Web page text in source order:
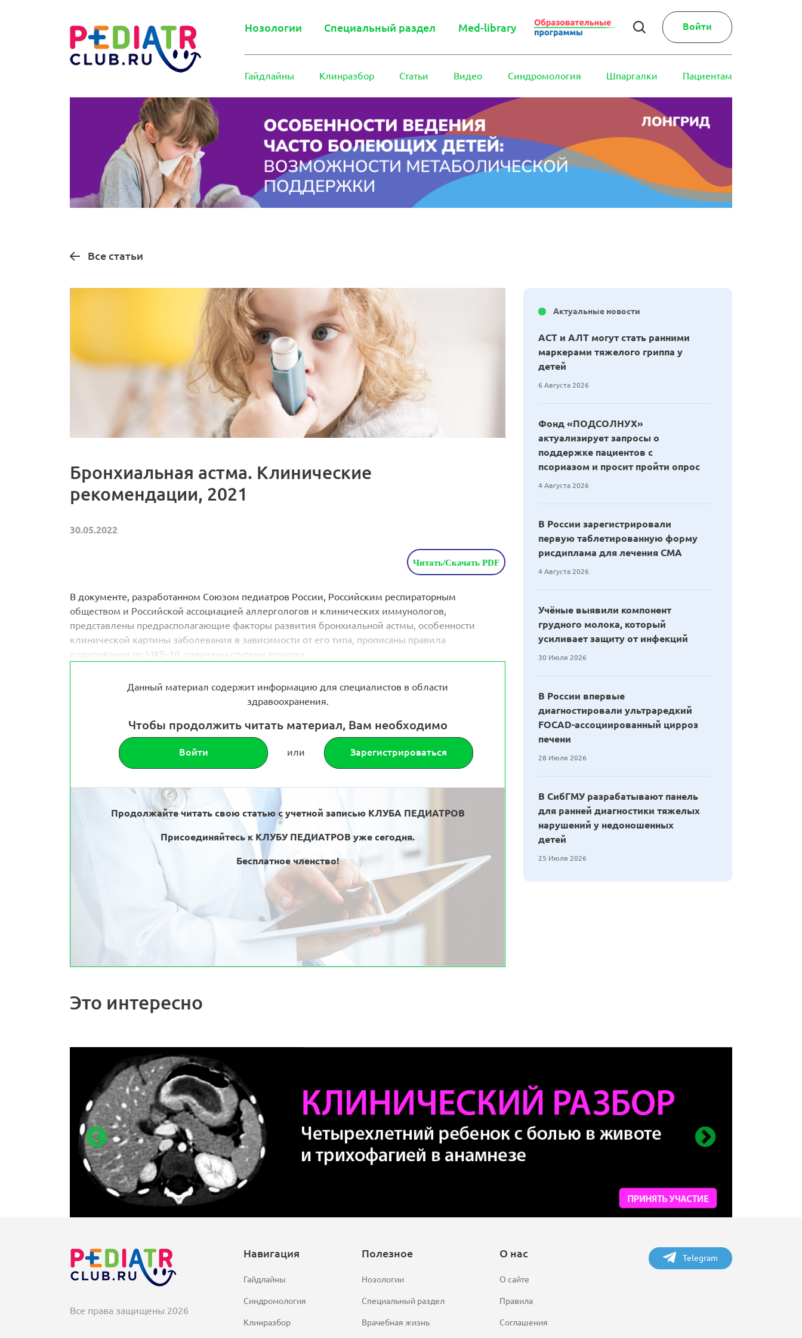
Нозологии Специальный раздел Med-library Войти
Гайдлайны Клинразбор Статьи Видео Синдромология Шпаргалки Пациентам
Все статьи
Бронхиальная астма. Клинические
рекомендации, 2021
30.05.2022
Читать/Скачать PDF
В документе, разработанном Союзом педиатров России, Российским респираторным
обществом и Российской ассоциацией аллергологов и клинических иммунологов,
представлены предрасполагающие факторы развития бронхиальной астмы, особенности
клинической картины заболевания в зависимости от его типа, прописаны правила
кодирования по МКБ-10, озвучены ступени терапии.
Данный материал содержит информацию для специалистов в области
здравоохранения.
Чтобы продолжить читать материал, Вам необходимо
Войти или Зарегистрироваться
Продолжайте читать свою статью с учетной записью КЛУБА ПЕДИАТРОВ
Присоединяйтесь к КЛУБУ ПЕДИАТРОВ уже сегодня.
Бесплатное членство!
Актуальные новости
АСТ и АЛТ могут стать ранними
маркерами тяжелого гриппа у
детей
6 Августа 2026
Фонд «ПОДСОЛНУХ»
актуализирует запросы о
поддержке пациентов с
псориазом и просит пройти опрос
4 Августа 2026
В России зарегистрировали
первую таблетированную форму
рисдиплама для лечения СМА
4 Августа 2026
Учёные выявили компонент
грудного молока, который
усиливает защиту от инфекций
30 Июля 2026
В России впервые
диагностировали ультраредкий
FOCAD-ассоциированный цирроз
печени
28 Июля 2026
В СибГМУ разрабатывают панель
для ранней диагностики тяжелых
нарушений у недоношенных
детей
25 Июля 2026
Это интересно
Все права защищены 2026
Навигация
Гайдлайны
Синдромология
Клинразбор
Полезное
Нозологии
Специальный раздел
Врачебная жизнь
О нас
О сайте
Правила
Соглашения
Telegram